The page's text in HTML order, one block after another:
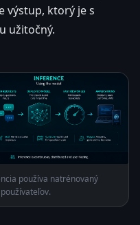
výstup, ktorý je s
užitočný.
používa natrénovaný